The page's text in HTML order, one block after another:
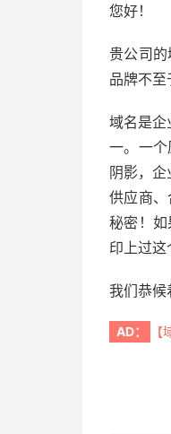
您好！
贵公司
品牌不至
域名是企
一。一
阴影，企
供应商
秘密！
印上过这
我们恭候
AD：